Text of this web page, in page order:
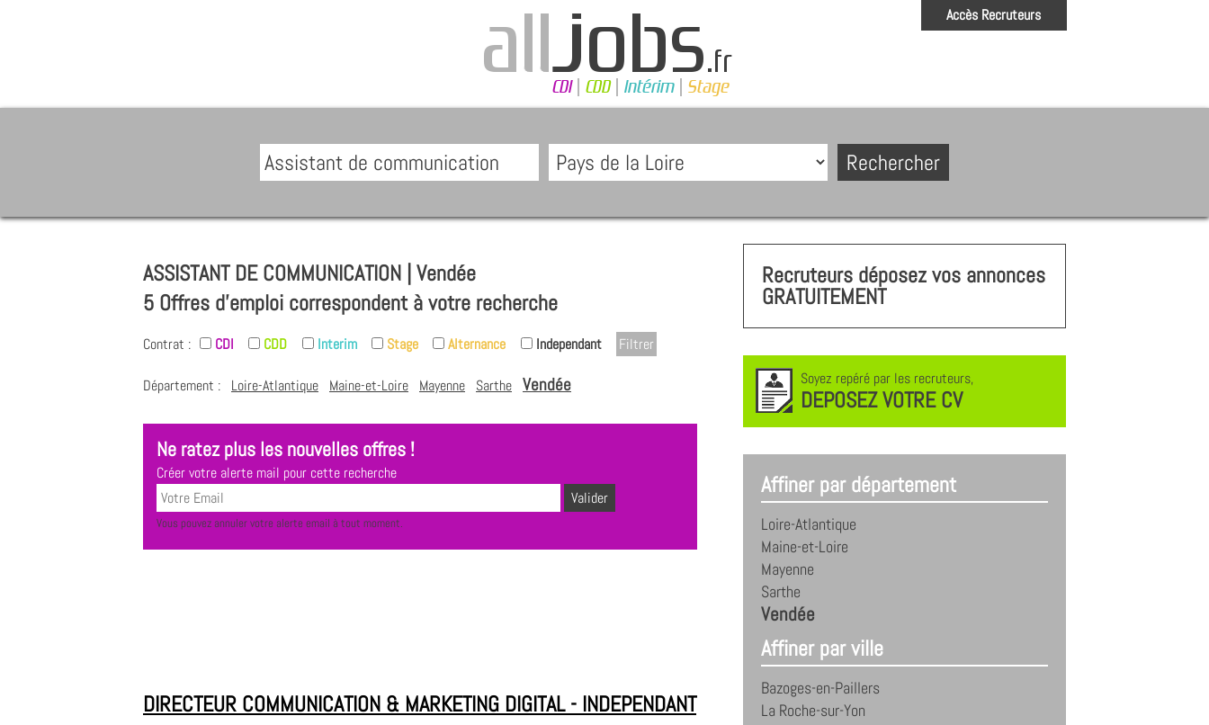
Accès Recruteurs
ASSISTANT DE COMMUNICATION | Vendée
5 Offres d'emploi correspondent à votre recherche
Contrat : CDI CDD Interim Stage Alternance Independant
Département : Loire-Atlantique Maine-et-Loire Mayenne Sarthe Vendée
Ne ratez plus les nouvelles offres !
Créer votre alerte mail pour cette recherche
Vous pouvez annuler votre alerte email à tout moment.
DIRECTEUR COMMUNICATION & MARKETING DIGITAL - INDEPENDANT
Recruteurs déposez vos annonces
GRATUITEMENT
Soyez repéré par les recruteurs,
DEPOSEZ VOTRE CV
Affiner par département
Loire-Atlantique
Maine-et-Loire
Mayenne
Sarthe
Vendée
Affiner par ville
Bazoges-en-Paillers
La Roche-sur-Yon